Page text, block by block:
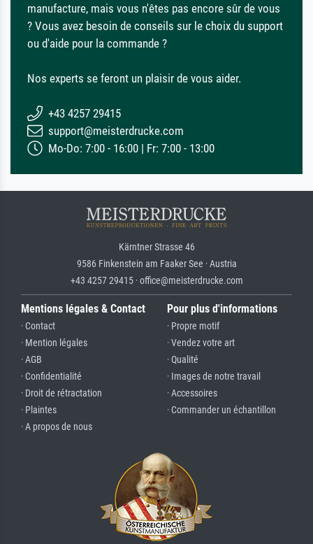
manufacture, mais vous n'êtes pas encore sûr de vous
? Vous avez besoin de conseils sur le choix du support
ou d'aide pour la commande ?
Nos experts se feront un plaisir de vous aider.
+43 4257 29415
support@meisterdrucke.com
Mo-Do: 7:00 - 16:00 | Fr: 7:00 - 13:00
Kärntner Strasse 46
9586 Finkenstein am Faaker See · Austria
+43 4257 29415 · office@meisterdrucke.com
Mentions légales & Contact
· Contact
· Mention légales
· AGB
· Confidentialité
· Droit de rétractation
· Plaintes
· A propos de nous
Pour plus d'informations
· Propre motif
· Vendez votre art
· Qualité
· Images de notre travail
· Accessoires
· Commander un échantillon